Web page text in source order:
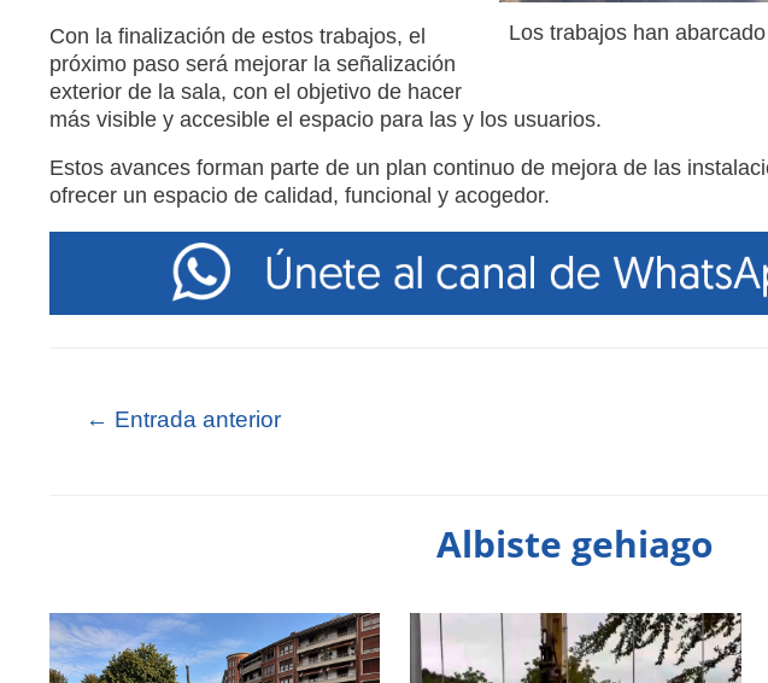
Los trabajos han
Con la finalización de estos trabajos, el
próximo paso será mejorar la señalización
exterior de la sala, con el objetivo de hacer
más visible y accesible el espacio para las y los usuarios.
Estos avances forman parte de un plan continuo de mejora de las
ofrecer un espacio de calidad, funcional y acogedor.
← Entrada anterior
Albiste gehiago